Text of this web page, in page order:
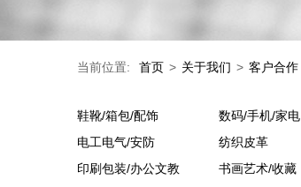
当前位置: 首页 > 关于我们 > 客户合作
鞋靴/箱包/配饰 数码/手机/家电
电工电气/安防
纺织皮革
印刷包装/办公文教
书画艺术/收藏